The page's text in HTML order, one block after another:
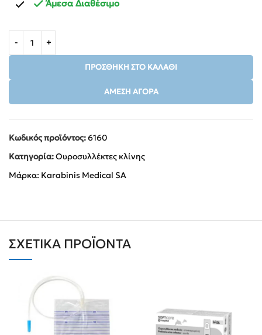
Άμεσα Διαθέσιμο
ΠΡΟΣΘΉΚΗ ΣΤΟ ΚΑΛΆΘΙ
ΆΜΕΣΗ ΑΓΟΡΆ
Κωδικός προϊόντος:6160
Κατηγορία:Ουροσυλλέκτες κλίνης
Μάρκα: Karabinis Medical SA
ΣΧΕΤΙΚΆ ΠΡΟΪΌΝΤΑ